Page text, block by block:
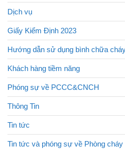
Dịch vụ
Giấy Kiểm Định 2023
Hướng dẫn sử dụng bình chữa
Khách hàng tiềm năng
Phóng sự về PCCC&CNCH
Thông Tin
Tin tức
Tin tức và phóng sự về Phòng